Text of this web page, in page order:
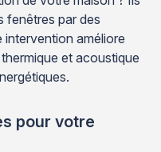
fenêtres par des
intervention améliore
et acoustique
pour votre